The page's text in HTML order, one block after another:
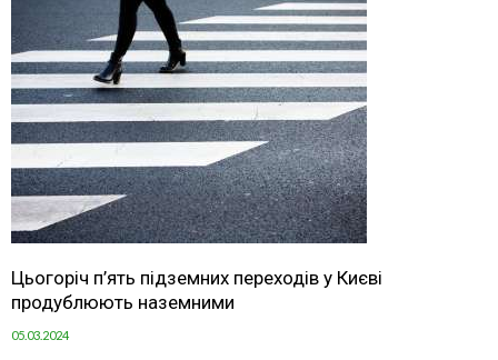
Цьогоріч п’ять підземних переходів у Києві
продублюють наземними
05.03.2024